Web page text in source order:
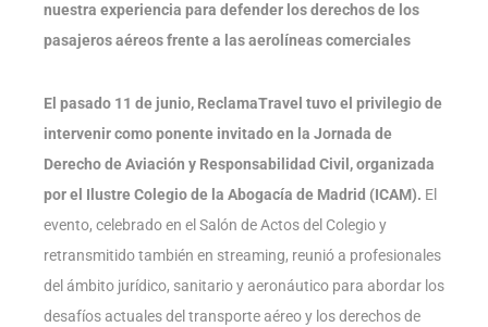
nuestra experiencia para defender los derechos de los
pasajeros aéreos frente a las aerolíneas comerciales
El pasado 11 de junio, ReclamaTravel tuvo el privilegio de
intervenir como ponente invitado en la Jornada de
Derecho de Aviación y Responsabilidad Civil, organizada
por el Ilustre Colegio de la Abogacía de Madrid (ICAM). El
evento, celebrado en el Salón de Actos del Colegio y
retransmitido también en streaming, reunió a profesionales
del ámbito jurídico, sanitario y aeronáutico para abordar los
desafíos actuales del transporte aéreo y los derechos de